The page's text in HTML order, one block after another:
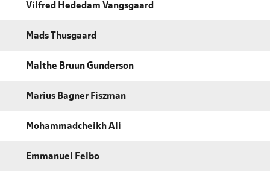
Vilfred Hededam Vangsgaard
Mads Thusgaard
Malthe Bruun Gunderson
Marius Bagner Fiszman
Mohammadcheikh Ali
Emmanuel Felbo